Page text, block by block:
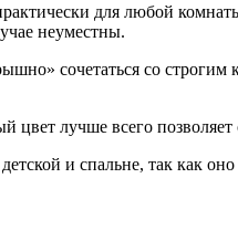
для любой
неуместны.
сочетаться со
лучше всего позволяет
и спальне, так как